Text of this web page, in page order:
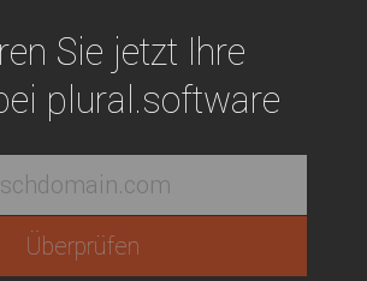
Sie jetzt Ihre
plural.software